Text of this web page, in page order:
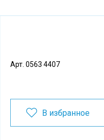
Арт. 0563 4407
В избранное